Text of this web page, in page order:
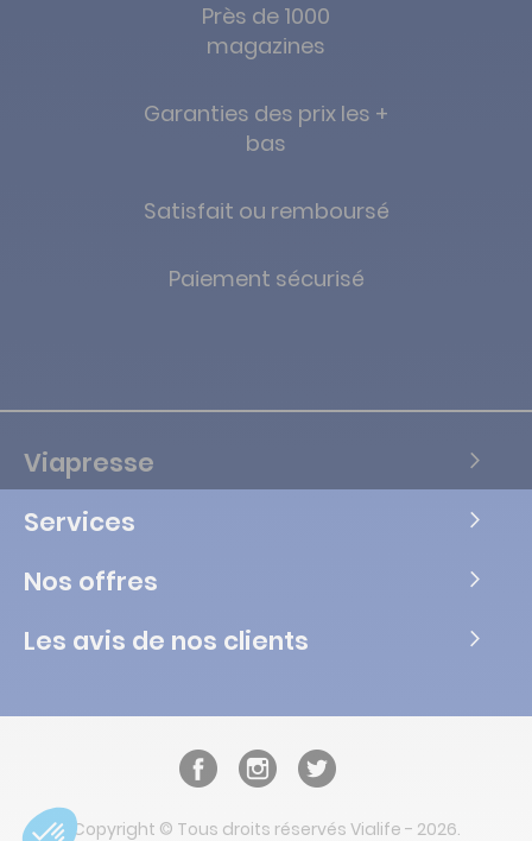
Près de 1000
magazines
Garanties des prix les +
bas
Satisfait ou remboursé
Paiement sécurisé
Viapresse
Services
Nos offres
Les avis de nos clients
Copyright © Tous droits réservés Vialife - 2026.